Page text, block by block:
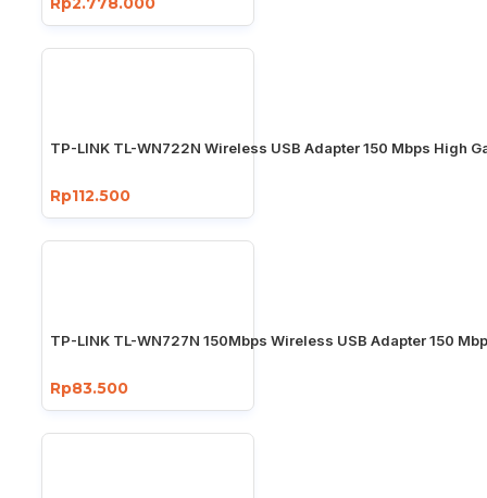
TP-LINK TL-WN722N Wireless USB Adapter 150 Mbps High
Rp112.500
TP-LINK TL-WN727N 150Mbps Wireless USB Adapter 150
Rp83.500